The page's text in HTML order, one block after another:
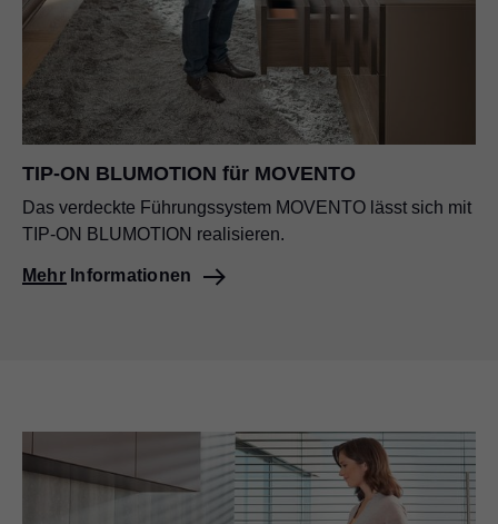
TIP-ON BLUMOTION für MOVENTO
Das verdeckte Führungssystem MOVENTO lässt sich mit
TIP-ON BLUMOTION realisieren.
Mehr Informationen